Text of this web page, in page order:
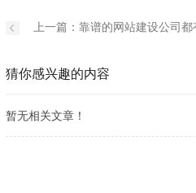
上一篇： 靠谱的网站建设公司都
猜你感兴趣的内容
暂无相关文章！